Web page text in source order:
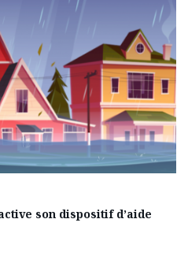
son dispositif d’aide